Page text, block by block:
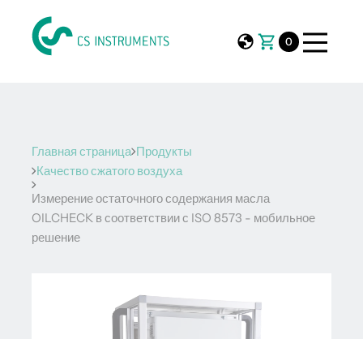
0
Главная страница Продукты
Качество сжатого воздуха
Измерение остаточного содержания масла
OILCHECK в соответствии с ISO 8573 - мобильное
решение